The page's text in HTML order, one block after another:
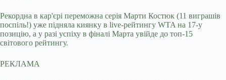
Рекордна в кар'єрі переможна серія Марти Костюк (11 виграшів
поспіль!) уже підняла киянку в live-рейтингу WTA на 17-у
позицію, а у разі успіху в фіналі Марта увійде до топ-15
світового рейтингу.
РЕКЛАМА